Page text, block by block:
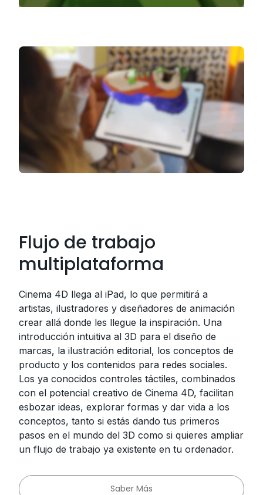
Flujo de trabajo
multiplataforma
Cinema 4D llega al iPad, lo que permitirá a
artistas, ilustradores y diseñadores de animación
crear allá donde les llegue la inspiración. Una
introducción intuitiva al 3D para el diseño de
marcas, la ilustración editorial, los conceptos de
producto y los contenidos para redes sociales.
Los ya conocidos controles táctiles, combinados
con el potencial creativo de Cinema 4D, facilitan
esbozar ideas, explorar formas y dar vida a los
conceptos, tanto si estás dando tus primeros
pasos en el mundo del 3D como si quieres ampliar
un flujo de trabajo ya existente en tu ordenador.
Saber Más